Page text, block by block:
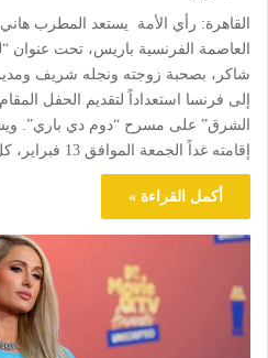
القاهرة: رأي الأمة يستعد المطرب
العاصمة الفرنسية باريس، تحت عنوان
شاكر، بصحبة زوجته ونجله شريف ومدير
إلى فرنسا استعداداً لتقديم الحفل
الشرق” على مسرح “دوم دي باري”.
إقامته غداً الجمعة الموافق 13 فبراير، كل…
أكمل القراءة »